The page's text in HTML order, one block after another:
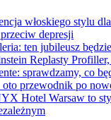
włoskiego stylu
depresji
ten jubileusz
Replasty
sprawdzamy, co
oto przewodnik po
Hotel Warsaw to